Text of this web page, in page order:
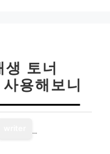
토너
용해보니